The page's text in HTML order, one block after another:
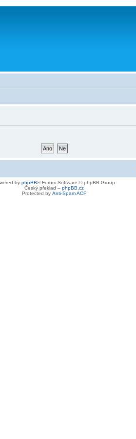
by phpBB® Forum Software © phpBB Group
Český překlad – phpBB.cz
Protected by Anti-Spam ACP